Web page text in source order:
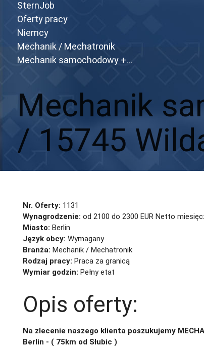
SternJob
Oferty pracy
Niemcy
Mechanik / Mechatronik
Mechanik samochodowy +...
Mechanik
/ 15745
Nr. Oferty: 1131
Wynagrodzenie: od 2100 do 2300 EUR Netto
Miasto: Berlin
Język obcy: Wymagany
Branża: Mechanik / Mechatronik
Rodzaj pracy: Praca za granicą
Wymiar godzin: Pełny etat
Opis oferty:
Na zlecenie naszego klienta poszukujemy
Berlin - ( 75km od Słubic )